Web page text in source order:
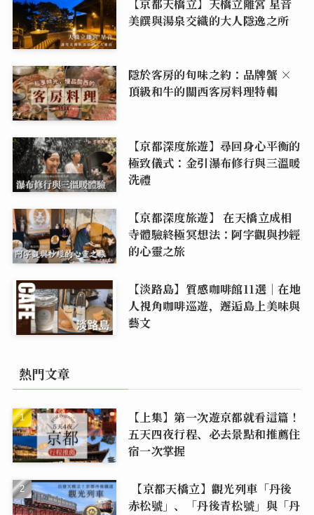
美饌與湯泉交織的大人隱逸之所
隱於客房的旬味之約：品牌蟹 ×
頂級和牛的關西客房料理特輯
【京都深度旅遊】尋回身心平衡的
極致儀式：金引瀑布修行與三溫暖
洗禮
【京都深度旅遊】 在天橋立成相
寺體驗終極冥想法：阿字觀與抄經
的心靈之旅
【淡路島】質感咖啡館11選｜在地
人視角咖啡巡遊，邂逅島上美味與
藝文
熱門文章
【上集】第一次遊京都就看這篇！
五天四夜行程、必去景點和推薦住
宿一次掌握
【京都天橋立】觀光列車「丹後
赤松號」、「丹後青松號」與「丹